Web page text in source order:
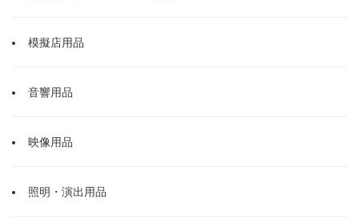
模擬店用品
音響用品
映像用品
照明・演出用品